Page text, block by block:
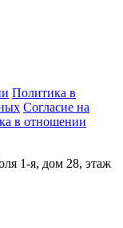
Политика в
Согласие на
в отношении
1-я, дом 28, этаж